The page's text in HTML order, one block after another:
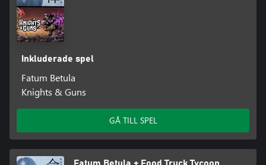
Inkluderade spel
Fatum Betula
Knights & Guns
GÅ TILL SPEL